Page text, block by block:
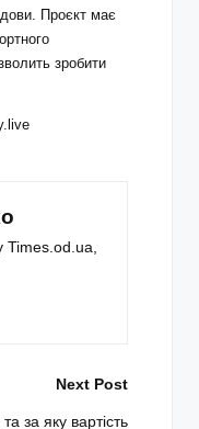
Проєкт має
зробити
Times.od.ua,
Next Post
за яку вартість